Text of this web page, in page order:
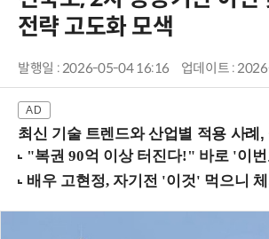
전략 고도화 모색
발행일 : 2026-05-04 16:16 업데이트 :
최신 기술 트렌드와 산업별 적용 사례, 실질적인 실행 전략